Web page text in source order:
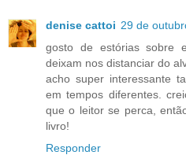
denise cattoi 29 de
gosto de estórias sobre
deixam nos distanciar do
acho super interessante
em tempos diferentes.
que o leitor se perca,
livro!
Responder